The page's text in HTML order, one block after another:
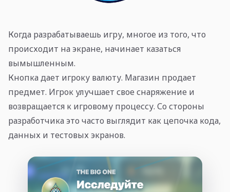
Когда разрабатываешь игру, многое из того, что
происходит на экране, начинает казаться
вымышленным.
Кнопка дает игроку валюту. Магазин продает
предмет. Игрок улучшает свое снаряжение и
возвращается к игровому процессу. Со стороны
разработчика это часто выглядит как цепочка кода,
данных и тестовых экранов.